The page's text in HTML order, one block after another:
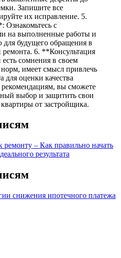
Запишите все
их исправление. 5.
Ознакомьтесь с
на выполненные работы и
будущего обращения в
ремонта. 6. **Консультация
сомнения в своем
имеет смысл привлечь
для оценки качества
вы сможете
выбор и защитить свои
от застройщика.
– Как правильно начать
результата
снижения ипотечного платежа